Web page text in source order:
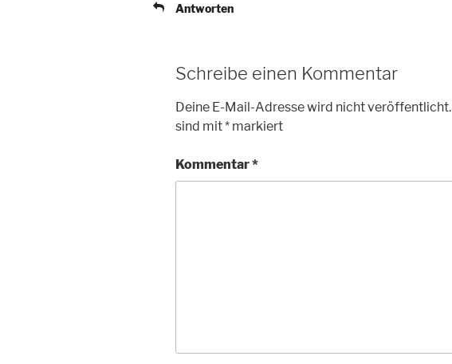
Antworten
Schreibe einen Kommentar
Deine E-Mail-Adresse wird nicht veröffentlicht.
sind mit* markiert
Kommentar*